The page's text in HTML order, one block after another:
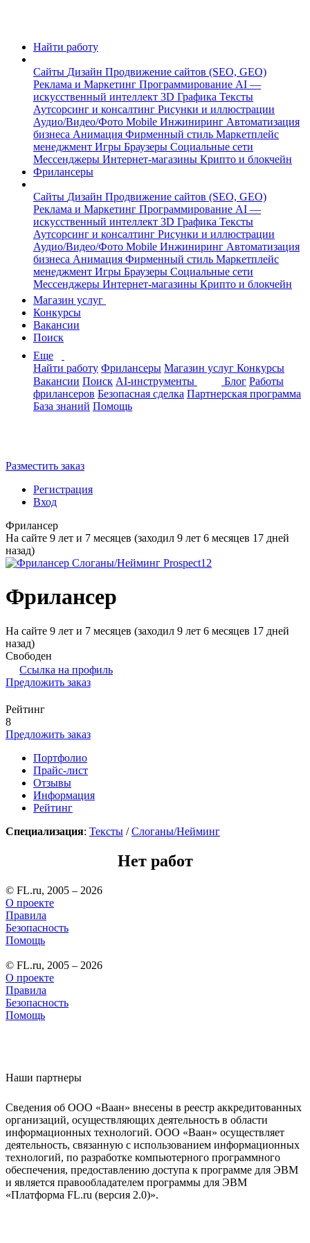
Найти работу
Сайты Дизайн Продвижение сайтов (SEO, GEO)
Реклама и Маркетинг Программирование AI —
искусственный интеллект 3D Графика Тексты
Аутсорсинг и консалтинг Рисунки и иллюстрации
Аудио/Видео/Фото Mobile Инжиниринг Автоматизация
бизнеса Анимация Фирменный стиль Маркетплейс
менеджмент Игры Браузеры Социальные сети
Мессенджеры Интернет-магазины Крипто и блокчейн
Фрилансеры
Сайты Дизайн Продвижение сайтов (SEO, GEO)
Реклама и Маркетинг Программирование AI —
искусственный интеллект 3D Графика Тексты
Аутсорсинг и консалтинг Рисунки и иллюстрации
Аудио/Видео/Фото Mobile Инжиниринг Автоматизация
бизнеса Анимация Фирменный стиль Маркетплейс
менеджмент Игры Браузеры Социальные сети
Мессенджеры Интернет-магазины Крипто и блокчейн
Магазин услуг
Конкурсы
Вакансии
Поиск
Еще
Найти работу Фрилансеры Магазин услуг Конкурсы
Вакансии Поиск AI-инструменты Блог Работы
фрилансеров Безопасная сделка Партнерская программа
База знаний Помощь
Разместить заказ
Регистрация
Вход
Фрилансер
На сайте 9 лет и 7 месяцев (заходил 9 лет 6 месяцев 17 дней
назад)
Фрилансер
На сайте 9 лет и 7 месяцев (заходил 9 лет 6 месяцев 17 дней
назад)
Свободен
Ссылка на профиль
Предложить заказ
Рейтинг
8
Предложить заказ
Портфолио
Прайс-лист
Отзывы
Информация
Рейтинг
Специализация: Тексты /Слоганы/Нейминг
Нет работ
© FL.ru, 2005 – 2026
О проекте
Правила
Безопасность
Помощь
© FL.ru, 2005 – 2026
О проекте
Правила
Безопасность
Помощь
Наши партнеры
Сведения об ООО «Ваан» внесены в реестр аккредитованных
организаций, осуществляющих деятельность в области
информационных технологий. ООО «Ваан» осуществляет
деятельность, связанную с использованием информационных
технологий, по разработке компьютерного программного
обеспечения, предоставлению доступа к программе для ЭВМ
и является правообладателем программы для ЭВМ
«Платформа FL.ru (версия 2.0)».